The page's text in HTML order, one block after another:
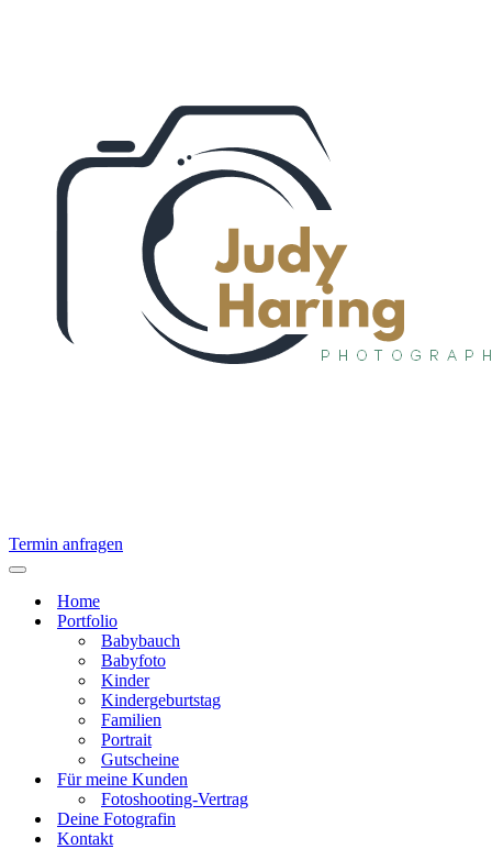
Termin anfragen
Navigationsmenü
Home
Portfolio
Babybauch
Babyfoto
Kinder
Kindergeburtstag
Familien
Portrait
Gutscheine
Für meine Kunden
Fotoshooting-Vertrag
Deine Fotografin
Kontakt